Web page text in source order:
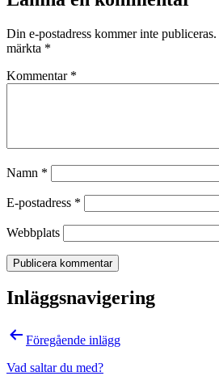
Din e-postadress kommer inte publiceras.
märkta *
Kommentar *
Namn *
E-postadress *
Webbplats
Inläggsnavigering
Föregående inlägg
Vad saltar du med?